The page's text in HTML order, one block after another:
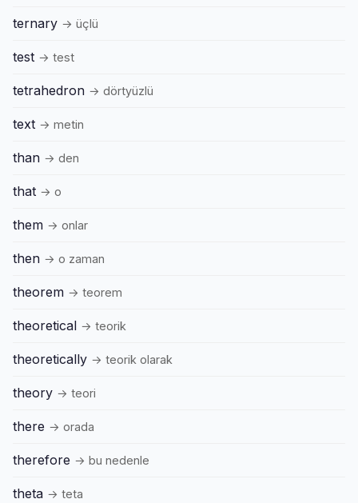
ternary → üçlü
test → test
tetrahedron → dörtyüzlü
text → metin
than → den
that → o
them → onlar
then → o zaman
theorem → teorem
theoretical → teorik
theoretically → teorik olarak
theory → teori
there → orada
therefore → bu nedenle
theta → teta